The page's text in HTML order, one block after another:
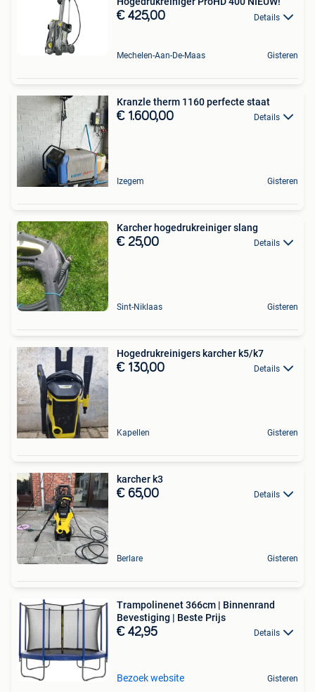
€ 425,00 Details
Mechelen-Aan-De-Maas Gisteren
Kranzle therm 1160 perfecte staat
€ 1.600,00 Details
Izegem Gisteren
Karcher hogedrukreiniger slang
€ 25,00 Details
Sint-Niklaas Gisteren
Hogedrukreinigers karcher k5/k7
€ 130,00 Details
Kapellen Gisteren
karcher k3
€ 65,00 Details
Berlare Gisteren
Trampolinenet 366cm | Binnenrand
Bevestiging | Beste Prijs
€ 42,95 Details
Bezoek website Gisteren